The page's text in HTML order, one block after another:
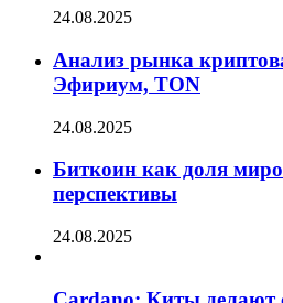
24.08.2025
Анализ рынка
Эфириум, TON
24.08.2025
Биткоин как доля
перспективы
24.08.2025